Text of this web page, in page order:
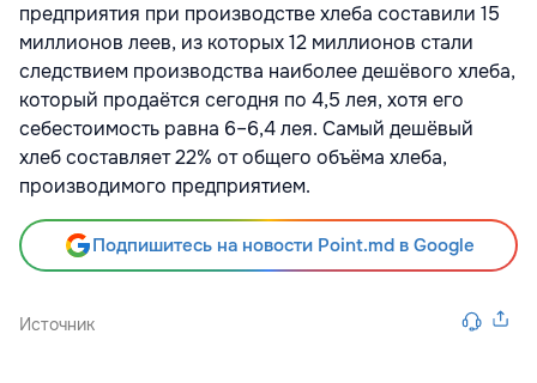
предприятия при производстве хлеба составили 15
миллионов леев, из которых 12 миллионов стали
следствием производства наиболее дешёвого хлеба,
который продаётся сегодня по 4,5 лея, хотя его
себестоимость равна 6–6,4 лея. Самый дешёвый
хлеб составляет 22% от общего объёма хлеба,
производимого предприятием.
Подпишитесь на новости Point.md в Google
Источник